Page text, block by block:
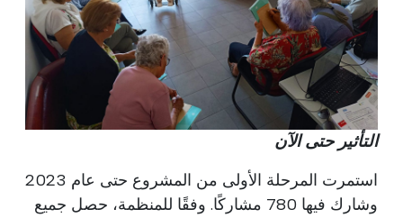
التأثير حتى الآن
استمرت المرحلة الأولى من المشروع حتى عام 2023
وشارك فيها 780 مشاركًا. وفقًا للمنظمة، حصل جميع